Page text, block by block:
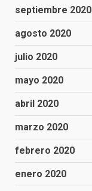
septiembre 2020
agosto 2020
julio 2020
mayo 2020
abril 2020
marzo 2020
febrero 2020
enero 2020